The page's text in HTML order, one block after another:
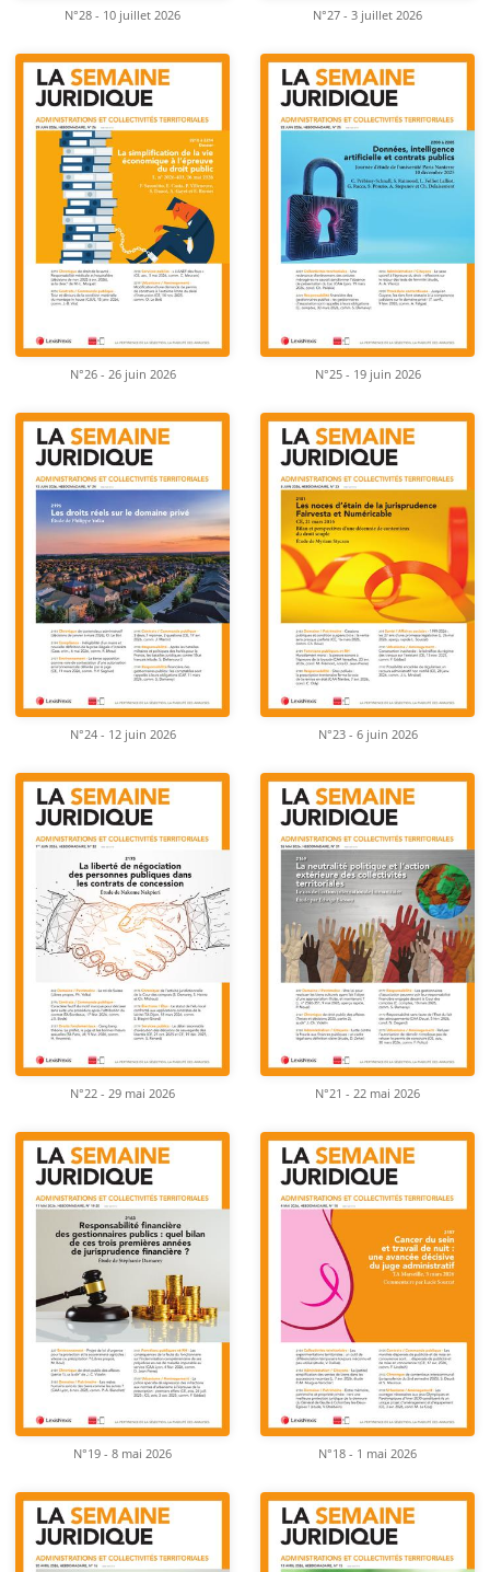
N°28 - 10 juillet 2026 N°27 - 3 juillet 2026
N°26 - 26 juin 2026 N°25 - 19 juin 2026
N°24 - 12 juin 2026 N°23 - 6 juin 2026
N°22 - 29 mai 2026 N°21 - 22 mai 2026
N°19 - 8 mai 2026 N°18 - 1 mai 2026